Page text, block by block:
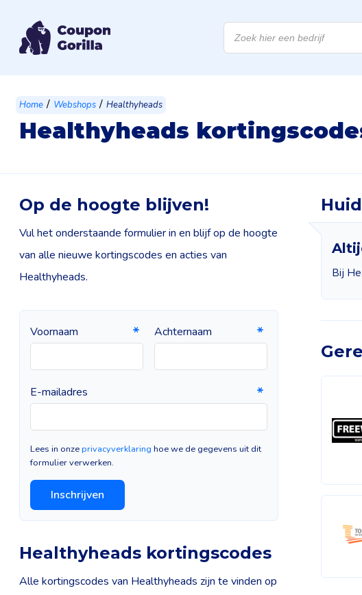
Producten
zoeken
Home / Webshops / Healthyheads
Healthyheads
Op de hoogte blijven!
Vul het onderstaande formulier in en blijf op de hoogte
van alle nieuwe kortingscodes en acties van
Healthyheads.
Voornaam Achternaam
E-mailadres
Lees in onzeprivacyverklaring hoe we de gegevens uit dit
formulier verwerken.
Inschrijven
Healthyheads kortingscodes
Alle kortingscodes van Healthyheads zijn te vinden op
Bij